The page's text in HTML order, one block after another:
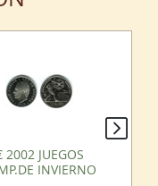
2002 JUEGOS
INVIERNO